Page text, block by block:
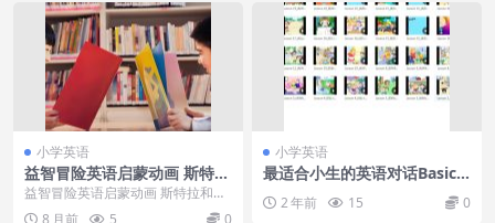
小学英语
益智冒险英语启蒙动画 斯特拉
和山姆 Stella and Sam
益智冒险英语启蒙动画 斯特拉和山
姆 Stella and Sam，益智冒险英语
8 月前 5 0
小学英语
最适合小生的英语对话Basic
2 年前 15 0